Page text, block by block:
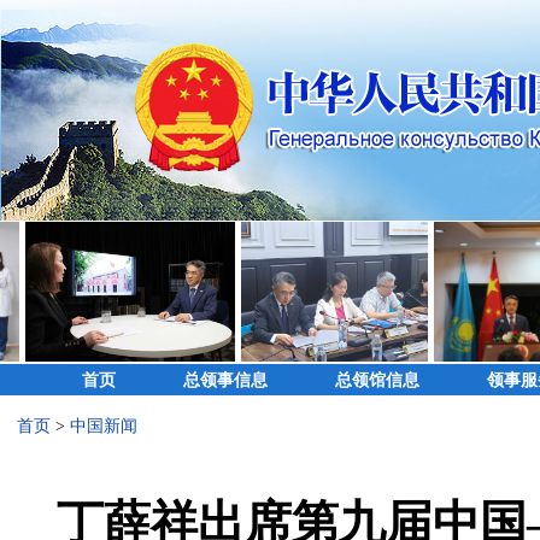
首页 总领事信息 总领馆信息 领事
首页 > 中国新闻
丁薛祥出席第九届中